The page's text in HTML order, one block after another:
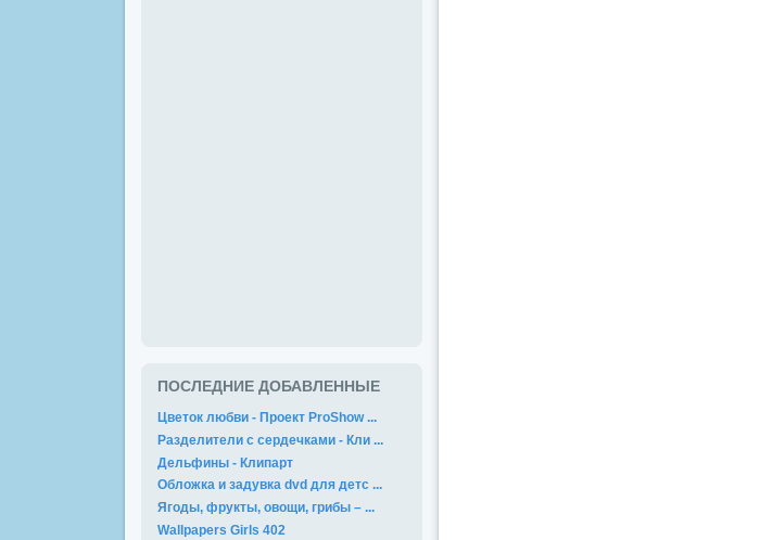
ПОСЛЕДНИЕ ДОБАВЛЕННЫЕ
Цветок любви - Проект ProShow ...
Разделители с сердечками - Кли ...
Дельфины - Клипарт
Обложка и задувка dvd для детс ...
Ягоды, фрукты, овощи, грибы – ...
Wallpapers Girls 402